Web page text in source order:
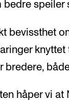
speiler
bevissthet
bredere,
håper vi